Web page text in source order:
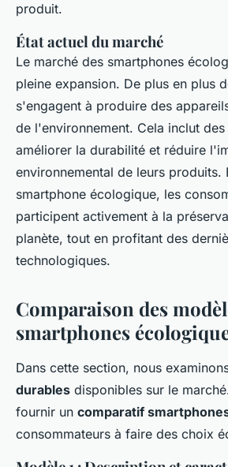
produit.
État actuel du marché
Le marché des smartphones
pleine expansion. De plus en plus
s'engagent à produire des
de l'environnement. Cela inclut
améliorer la durabilité et réduire
environnemental de leurs produits.
smartphone écologique, les
participent activement à la
planète, tout en profitant des
technologiques.
Comparaison des
smartphones
Dans cette section, nous
durables disponibles sur le
fournir un comparatif
consommateurs à faire des choix